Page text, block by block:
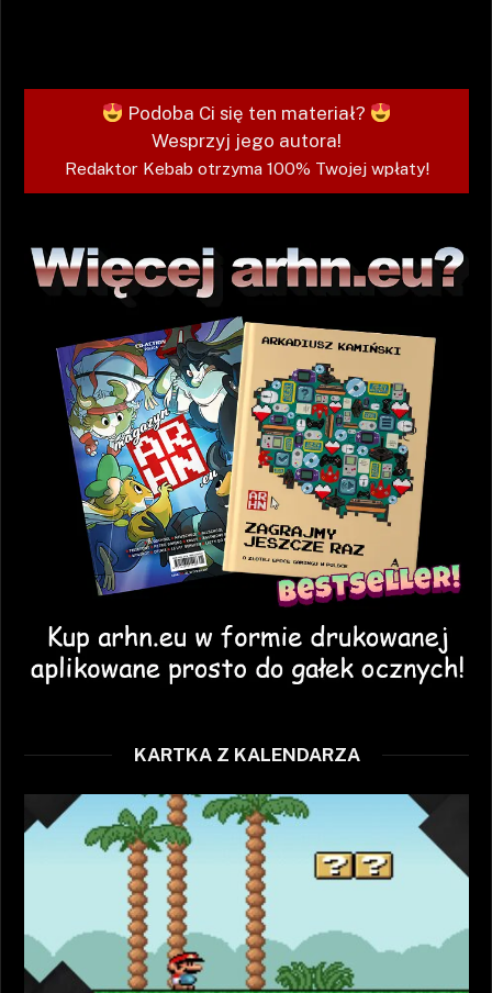
Podoba Ci się ten materiał?
Wesprzyj jego autora!
Redaktor Kebab otrzyma 100% Twojej wpłaty!
KARTKA Z KALENDARZA